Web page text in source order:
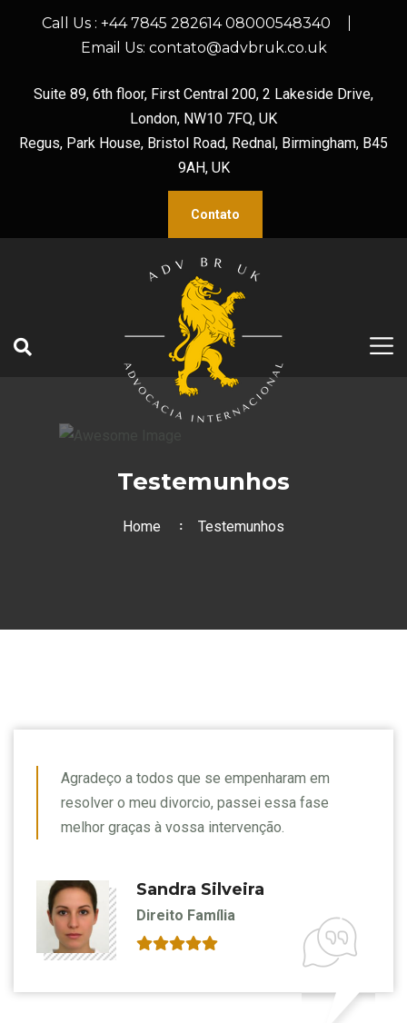
Call Us : +44 7845 282614 08000548340
Email Us: contato@advbruk.co.uk
Suite 89, 6th floor, First Central 200, 2 Lakeside Drive,
London, NW10 7FQ, UK
Regus, Park House, Bristol Road, Rednal, Birmingham, B45
9AH, UK
Contato
Testemunhos
Home Testemunhos
Agradeço a todos que se empenharam em
resolver o meu divorcio, passei essa fase
melhor graças à vossa intervenção.
Sandra Silveira
Direito Família